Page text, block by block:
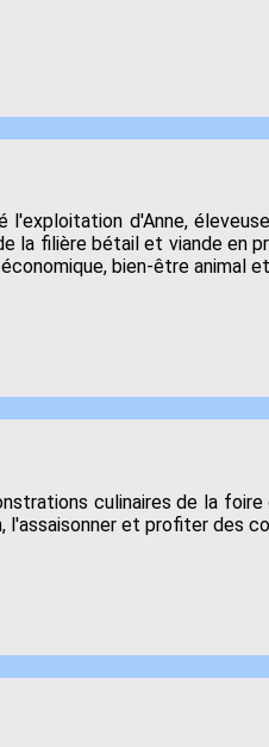
l'exploitation d'Anne,
la filière bétail et viande
bien-être animal
culinaires de la
l'assaisonner et profiter des